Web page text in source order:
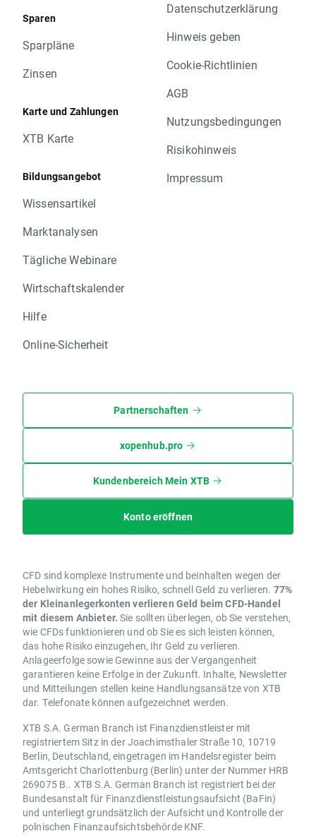
Sparen
Sparpläne
Zinsen
Karte und Zahlungen
XTB Karte
Bildungsangebot
Wissensartikel
Marktanalysen
Tägliche Webinare
Wirtschaftskalender
Hilfe
Online-Sicherheit
Datenschutzerklärung
Hinweis geben
Cookie-Richtlinien
AGB
Nutzungsbedingungen
Risikohinweis
Impressum
Partnerschaften
xopenhub.pro
Kundenbereich Mein XTB
Konto eröffnen
CFD sind komplexe Instrumente und beinhalten wegen der
Hebelwirkung ein hohes Risiko, schnell Geld zu verlieren. 77%
der Kleinanlegerkonten verlieren Geld beim CFD-Handel
mit diesem Anbieter. Sie sollten überlegen, ob Sie verstehen,
wie CFDs funktionieren und ob Sie es sich leisten können,
das hohe Risiko einzugehen, Ihr Geld zu verlieren.
Anlageerfolge sowie Gewinne aus der Vergangenheit
garantieren keine Erfolge in der Zukunft. Inhalte, Newsletter
und Mitteilungen stellen keine Handlungsansätze von XTB
dar. Telefonate können aufgezeichnet werden.
XTB S.A. German Branch ist Finanzdienstleister mit
registriertem Sitz in der Joachimsthaler Straße 10, 10719
Berlin, Deutschland, eingetragen im Handelsregister beim
Amtsgericht Charlottenburg (Berlin) unter der Nummer HRB
269075 B.. XTB S.A. German Branch ist registriert bei der
Bundesanstalt für Finanzdienstleistungsaufsicht (BaFin)
und unterliegt grundsätzlich der Aufsicht und Kontrolle der
polnischen Finanzaufsichtsbehörde KNF.